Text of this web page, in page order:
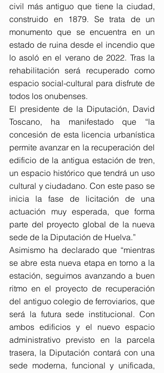
civil más antiguo que tiene la ciudad,
construido en 1879. Se trata de un
monumento que se encuentra en un
estado de ruina desde el incendio que
lo asoló en el verano de 2022. Tras la
rehabilitación será recuperado como
espacio social-cultural para disfrute de
todos los onubenses.
El presidente de la Diputación, David
Toscano, ha manifestado que “la
concesión de esta licencia urbanística
permite avanzar en la recuperación del
edificio de la antigua estación de tren,
un espacio histórico que tendrá un uso
cultural y ciudadano. Con este paso se
inicia la fase de licitación de una
actuación muy esperada, que forma
parte del proyecto global de la nueva
sede de la Diputación de Huelva.”
Asimismo ha declarado que “mientras
se abre esta nueva etapa en torno a la
estación, seguimos avanzando a buen
ritmo en el proyecto de recuperación
del antiguo colegio de ferroviarios, que
será la futura sede institucional. Con
ambos edificios y el nuevo espacio
administrativo previsto en la parcela
trasera, la Diputación contará con una
sede moderna, funcional y unificada,